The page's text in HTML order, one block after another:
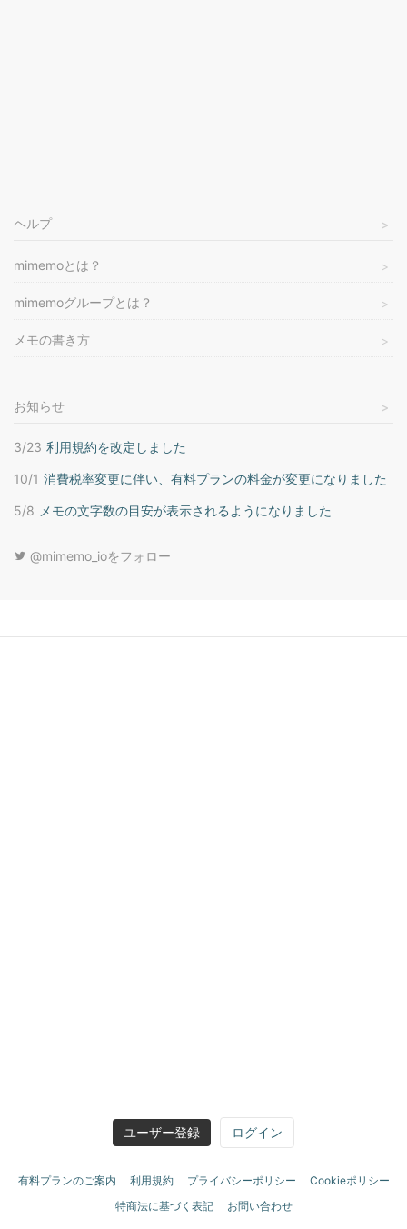
ヘルプ
mimemoとは？
mimemoグループとは？
メモの書き方
お知らせ
3/23 利用規約を改定しました
10/1 消費税率変更に伴い、有料プランの料金が変更になりました
5/8 メモの文字数の目安が表示されるようになりました
@mimemo_ioをフォロー
ユーザー登録 ログイン
有料プランのご案内 利用規約 プライバシーポリシー
Cookieポリシー
特商法に基づく表記
お問い合わせ